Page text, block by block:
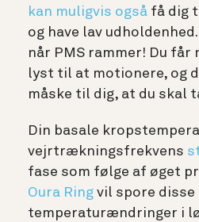
kan muligvis også få dig
og have lav
når PMS rammer! Du får
lyst til at motionere, og
måske til dig, at du skal
Din basale
vejrtrækningsfrekvens
fase som følge af øget
Oura Ring vil spore
temperaturændringer i